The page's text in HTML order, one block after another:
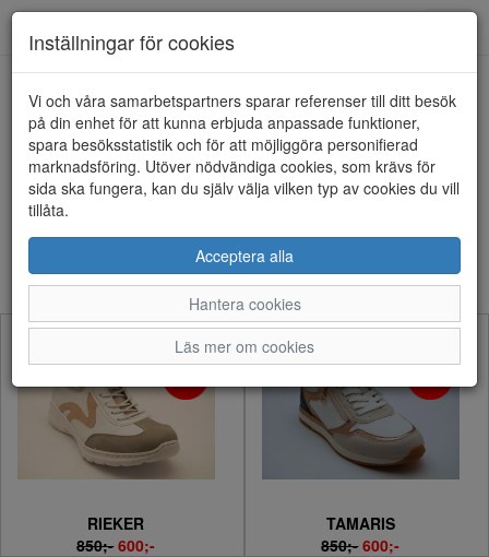
Endast REA
Rensa
550 artiklar hittade
Sortera efter:
RIEKER
850;- 600;-
TAMARIS
850;- 600;-
Inställningar för cookies
Vi och våra samarbetspartners sparar referenser till ditt besök
på din enhet för att kunna erbjuda anpassade funktioner,
spara besöksstatistik och för att möjliggöra personifierad
marknadsföring. Utöver nödvändiga cookies, som krävs för
sida ska fungera, kan du själv välja vilken typ av cookies du vill
tillåta.
Acceptera alla
Hantera cookies
Läs mer om cookies